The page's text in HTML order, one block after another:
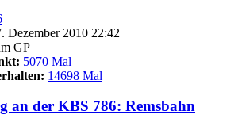
Dezember 2010 22:42
GP
5070 Mal
14698 Mal
an der KBS 786: Remsbahn